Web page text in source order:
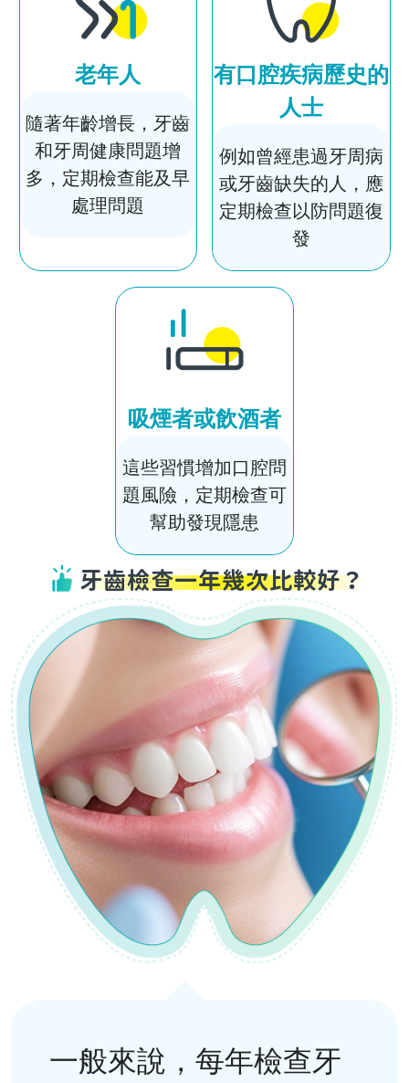
老年人
隨著年齡增長，牙齒
和牙周健康問題增
多，定期檢查能及早
處理問題
有口腔疾病歷史的
人士
例如曾經患過牙周病
或牙齒缺失的人，應
定期檢查以防問題復
發
吸煙者或飲酒者
這些習慣增加口腔問
題風險，定期檢查可
幫助發現隱患
牙齒檢查一年幾次比較好？
一般來說，每年檢查牙